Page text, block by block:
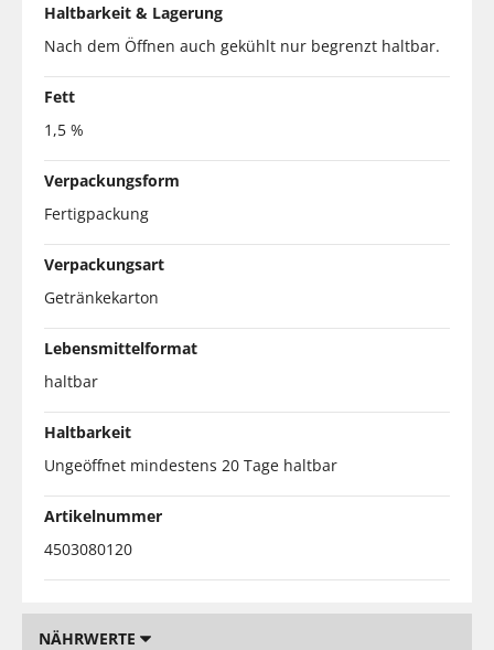
Haltbarkeit & Lagerung
Nach dem Öffnen auch gekühlt nur begrenzt haltbar.
Fett
1,5 %
Verpackungsform
Fertigpackung
Verpackungsart
Getränkekarton
Lebensmittelformat
haltbar
Haltbarkeit
Ungeöffnet mindestens 20 Tage haltbar
Artikelnummer
4503080120
NÄHRWERTE